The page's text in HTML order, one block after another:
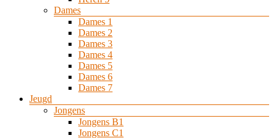
Dames
Dames 1
Dames 2
Dames 3
Dames 4
Dames 5
Dames 6
Dames 7
Jeugd
Jongens
Jongens B1
Jongens C1